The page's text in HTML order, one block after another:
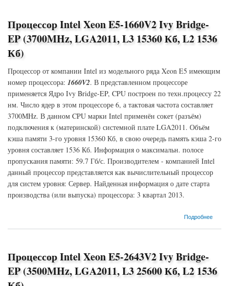
Процессор Intel Xeon E5-1660V2 Ivy Bridge-
EP (3700MHz, LGA2011, L3 15360 Кб, L2 1536
Кб)
Процессор от компании Intel из модельного ряда Xeon E5 имеющим
номер процессора: 1660V2. В представленном процессоре
применяется Ядро Ivy Bridge-EP, CPU построен по техн.процессу 22
нм. Число ядер в этом процессоре 6, а тактовая частота составляет
3700MHz. В данном CPU марки Intel применён сокет (разъём)
подключения к (материнской) системной плате LGA2011. Объём
кэша памяти 3-го уровня 15360 Кб, в свою очередь память кэша 2-го
уровня составляет 1536 Кб. Информация о максимальн. полосе
пропускания памяти: 59.7 Гб/с. Производителем - компанией Intel
данный процессор представляется как вычислительный процессор
для систем уровня: Сервер. Найденная информация о дате старта
производства (или выпуска) процессора: 3 квартал 2013.
Подробнее
о Процессор Intel Xeon E5-1660V2 Ivy Bridge-EP (3700MHz, LGA2011, L3 15360 Кб, L2
Процессор Intel Xeon E5-2643V2 Ivy Bridge-
EP (3500MHz, LGA2011, L3 25600 Кб, L2 1536